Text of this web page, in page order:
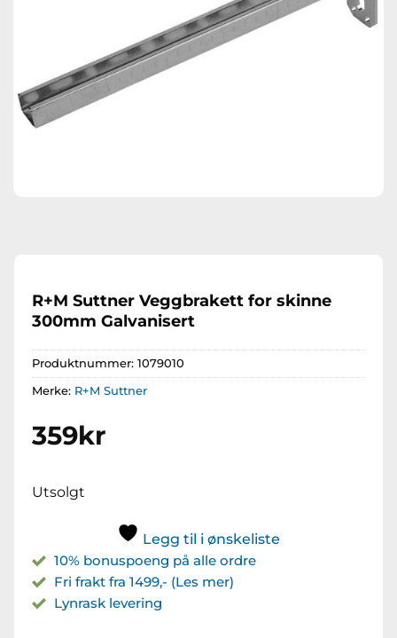
R+M Suttner Veggbrakett for skinne
300mm Galvanisert
Produktnummer: 1079010
Merke: R+M Suttner
359kr
Utsolgt
Legg til i ønskeliste
10% bonuspoeng på alle ordre
Fri frakt fra 1499,- (Les mer)
Lynrask levering